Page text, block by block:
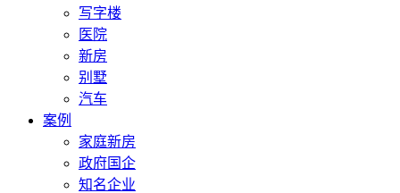
写字楼
医院
新房
别墅
汽车
案例
家庭新房
政府国企
知名企业